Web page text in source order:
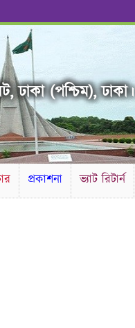
ঢাকা (পশ্চিম), ঢাকা।
প্রকাশনা ভ্যাট রিটার্ন